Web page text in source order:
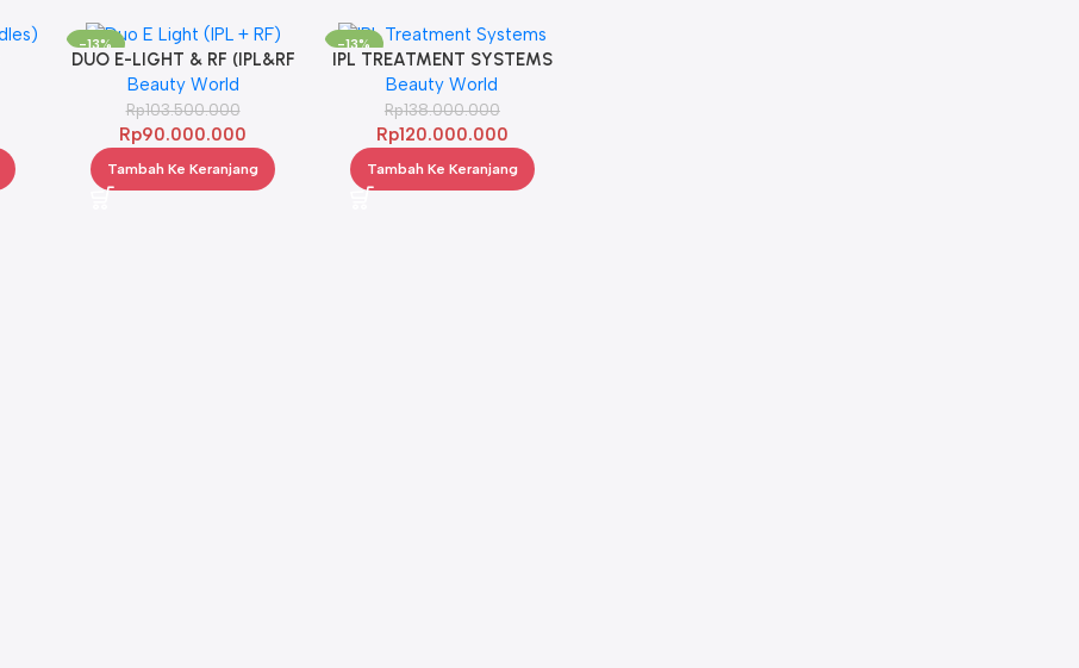
-13%
DUO E-LIGHT & RF (IPL&RF
DUO)
Beauty World
Rp103.500.000
Rp90.000.000
Tambah Ke Keranjang
-13%
IPL TREATMENT SYSTEMS
Beauty World
Rp138.000.000
Rp120.000.000
Tambah Ke Keranjang